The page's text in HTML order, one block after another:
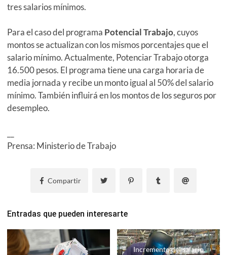
tres salarios mínimos.
Para el caso del programa Potencial Trabajo, cuyos
montos se actualizan con los mismos porcentajes que el
salario mínimo. Actualmente, Potenciar Trabajo otorga
16.500 pesos. El programa tiene una carga horaria de
media jornada y recibe un monto igual al 50% del salario
mínimo. También influirá en los montos de los seguros por
desempleo.
Prensa: Ministerio de Trabajo
Compartir
Entradas que pueden interesarte
Incremento del salario